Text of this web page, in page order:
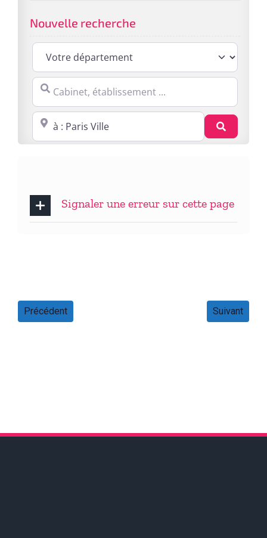
Nouvelle recherche
Cabinet, établissement ...
Proche de : ville, cp, lieu ...
Signaler une erreur sur cette page
Précédent Suivant